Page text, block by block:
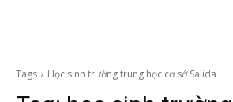
Tags Học sinh trường trung học cơ sở Salida